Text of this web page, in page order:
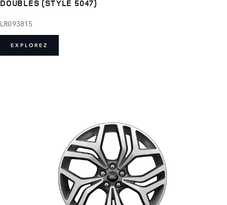
DOUBLES (STYLE 5047)
LR093815
EXPLOREZ